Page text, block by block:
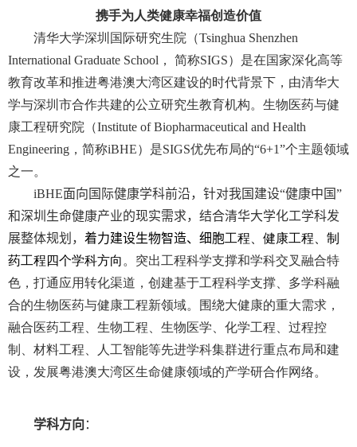
携手为人类健康幸福创造价值
清华大学深圳国际研究生院（Tsinghua Shenzhen
International Graduate School ， 简称SIGS）是在国家深化高等
教育改革和推进粤港澳大湾区建设的时代背景下，由清华大
学与深圳市合作共建的公立研究生教育机构。生物医药与健
康工程研究院（Institute ofBiopharmaceutical and Health
Engineering ，简称iBHE）是SIGS优先布局的“6+1”个主题领域
之一。
iBHE面向国际健康学科前沿，针对我国建设“健康中国”
和深圳生命健康产业的现实需求，结合清华大学化工学科发
展整体规划， 着力建设生物智造、细胞工程、健康工程、制
药工程四个学科方向 。突出工程科学支撑和学科交叉融合特
色，打通应用转化渠道，创建基于工程科学支撑、多学科融
合的生物医药与健康工程新领域。围绕大健康的重大需求，
融合医药工程、生物工程、生物医学、化学工程、过程控
制、材料工程、人工智能等先进学科集群进行重点布局和建
设，发展粤港澳大湾区生命健康领域的产学研合作网络。
学科方向 ：